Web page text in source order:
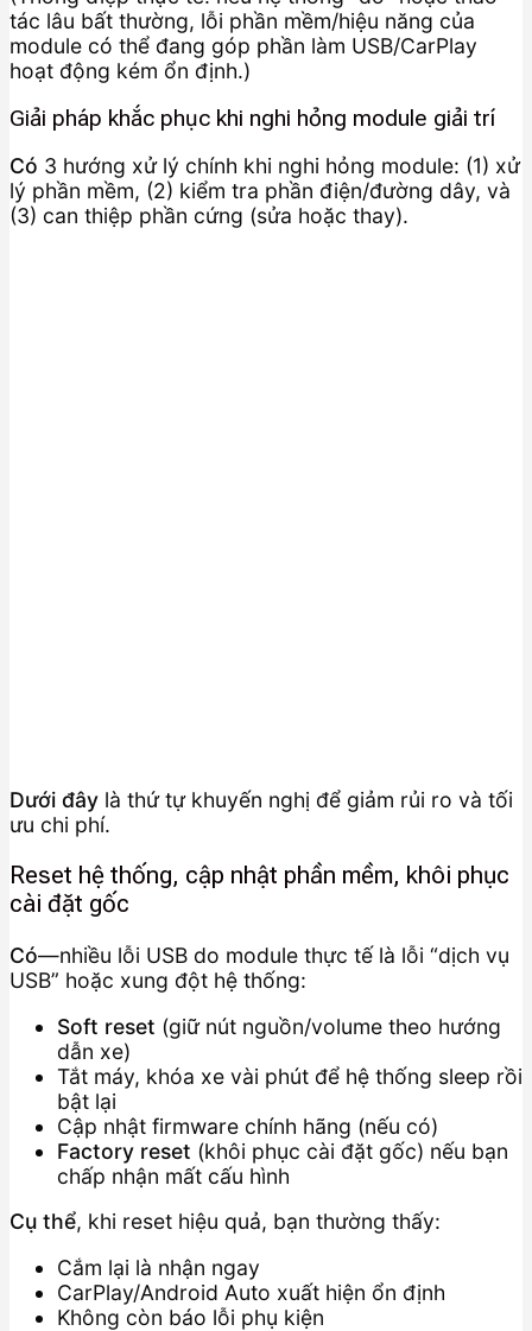
tác lâu bất thường, lỗi phần mềm/hiệu năng của
module có thể đang góp phần làm USB/CarPlay
hoạt động kém ổn định.)
Giải pháp khắc phục khi nghi hỏng module giải trí
Có 3 hướng xử lý chính khi nghi hỏng module: (1) xử
lý phần mềm, (2) kiểm tra phần điện/đường dây, và
(3) can thiệp phần cứng (sửa hoặc thay).
Dưới đây là thứ tự khuyến nghị để giảm rủi ro và tối
ưu chi phí.
Reset hệ thống, cập nhật phần mềm, khôi phục
cài đặt gốc
Có—nhiều lỗi USB do module thực tế là lỗi “dịch vụ
USB” hoặc xung đột hệ thống:
Soft reset (giữ nút nguồn/volume theo hướng
dẫn xe)
Tắt máy, khóa xe vài phút để hệ thống sleep rồi
bật lại
Cập nhật firmware chính hãng (nếu có)
Factory reset (khôi phục cài đặt gốc) nếu bạn
chấp nhận mất cấu hình
Cụ thể, khi reset hiệu quả, bạn thường thấy:
Cắm lại là nhận ngay
CarPlay/Android Auto xuất hiện ổn định
Không còn báo lỗi phụ kiện